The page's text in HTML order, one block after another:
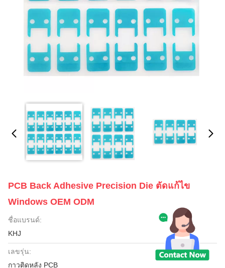
PCB Back Adhesive Precision Die ตัดแก้ไข
Windows OEM ODM
ชื่อแบรนด์:
KHJ
เลขรุ่น:
กาวติดหลัง PCB